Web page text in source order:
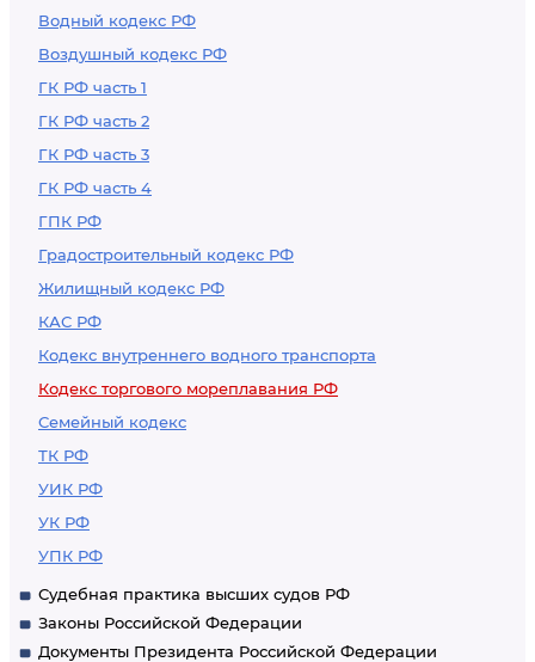
Водный кодекс РФ
Воздушный кодекс РФ
ГК РФ часть 1
ГК РФ часть 2
ГК РФ часть 3
ГК РФ часть 4
ГПК РФ
Градостроительный кодекс РФ
Жилищный кодекс РФ
КАС РФ
Кодекс внутреннего водного транспорта
Кодекс торгового мореплавания РФ
Семейный кодекс
ТК РФ
УИК РФ
УК РФ
УПК РФ
Судебная практика высших судов РФ
Законы Российской Федерации
Документы Президента Российской Федерации